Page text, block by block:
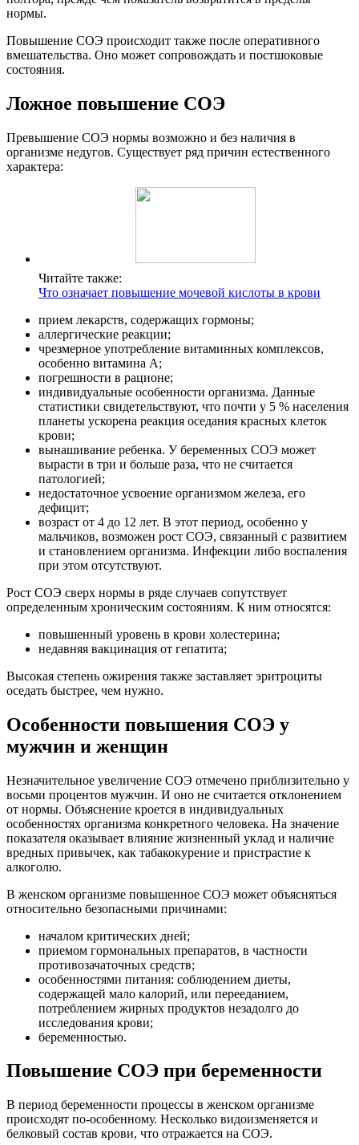
нормы.
Повышение СОЭ происходит также после оперативного
вмешательства. Оно может сопровождать и постшоковые
состояния.
Ложное повышение СОЭ
Превышение СОЭ нормы возможно и без наличия в
организме недугов. Существует ряд причин естественного
характера:
Читайте также:
Что означает повышение мочевой кислоты в крови
прием лекарств, содержащих гормоны;
аллергические реакции;
чрезмерное употребление витаминных комплексов,
особенно витамина A;
погрешности в рационе;
индивидуальные особенности организма. Данные
статистики свидетельствуют, что почти у 5 % населения
планеты ускорена реакция оседания красных клеток
крови;
вынашивание ребенка. У беременных СОЭ может
вырасти в три и больше раза, что не считается
патологией;
недостаточное усвоение организмом железа, его
дефицит;
возраст от 4 до 12 лет. В этот период, особенно у
мальчиков, возможен рост СОЭ, связанный с развитием
и становлением организма. Инфекции либо воспаления
при этом отсутствуют.
Рост СОЭ сверх нормы в ряде случаев сопутствует
определенным хроническим состояниям. К ним относятся:
повышенный уровень в крови холестерина;
недавняя вакцинация от гепатита;
Высокая степень ожирения также заставляет эритроциты
оседать быстрее, чем нужно.
Особенности повышения СОЭ у
мужчин и женщин
Незначительное увеличение СОЭ отмечено приблизительно у
восьми процентов мужчин. И оно не считается отклонением
от нормы. Объяснение кроется в индивидуальных
особенностях организма конкретного человека. На значение
показателя оказывает влияние жизненный уклад и наличие
вредных привычек, как табакокурение и пристрастие к
алкоголю.
В женском организме повышенное СОЭ может объясняться
относительно безопасными причинами:
началом критических дней;
приемом гормональных препаратов, в частности
противозачаточных средств;
особенностями питания: соблюдением диеты,
содержащей мало калорий, или перееданием,
потреблением жирных продуктов незадолго до
исследования крови;
беременностью.
Повышение СОЭ при беременности
В период беременности процессы в женском организме
происходят по-особенному. Несколько видоизменяется и
белковый состав крови, что отражается на СОЭ.